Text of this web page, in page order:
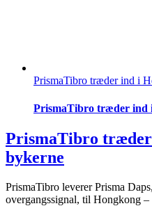
PrismaTibro træder ind i
PrismaTibro træder ind
PrismaTibro
bykerne
PrismaTibro leverer Prisma
overgangssignal, til Hongkong